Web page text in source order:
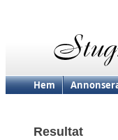
Hem
Resultat